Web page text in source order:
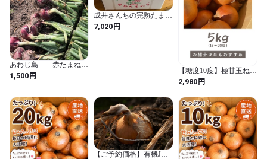
あわじ島 赤たまね
ぎ 5ｋｇ
1,500円
成井さんちの完熟たまね
ぎ20㎏ 七宝 送料込
7,020円
【糖度10度】極甘玉ねぎ
5kg
2,980円
【ご予約価格】有機JAS